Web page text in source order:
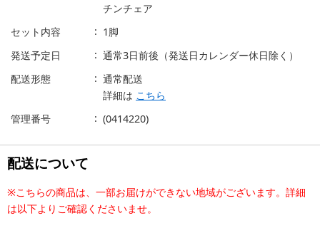
チンチェア
セット内容
1脚
発送予定日
通常3日前後（発送日カレンダー休日除く）
配送形態
通常配送
詳細は こちら
管理番号
(0414220)
配送について
※こちらの商品は、一部お届けができない地域がございます。詳細
は以下よりご確認くださいませ。